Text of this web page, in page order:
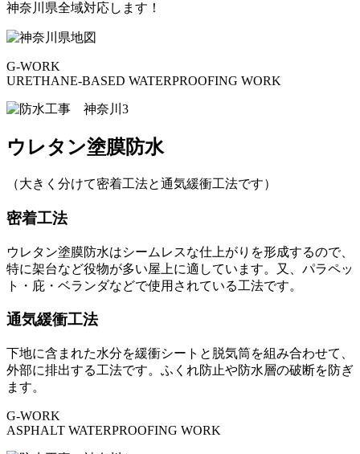
神奈川県全域対応します！
G-WORK
URETHANE-BASED WATERPROOFING WORK
ウレタン塗膜防水
（大きく分けて密着工法と通気緩衝工法です）
密着工法
ウレタン塗膜防水はシームレスな仕上がりを形成するので、
特に架台など役物が多い屋上に適しています。又、パラペッ
ト・庇・ベランダなどで使用されている工法です。
通気緩衝工法
下地に含まれた水分を緩衝シートと脱気筒を組み合わせて、
外部に排出する工法です。ふくれ防止や防水層の破断を防ぎ
ます。
G-WORK
ASPHALT WATERPROOFING WORK